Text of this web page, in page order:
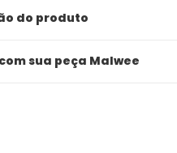
do produto
sua peça Malwee